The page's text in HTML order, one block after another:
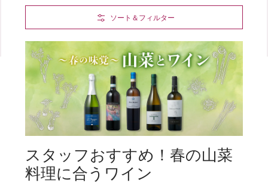
ソート＆フィルター
スタッフおすすめ！春の山菜
料理に合うワイン